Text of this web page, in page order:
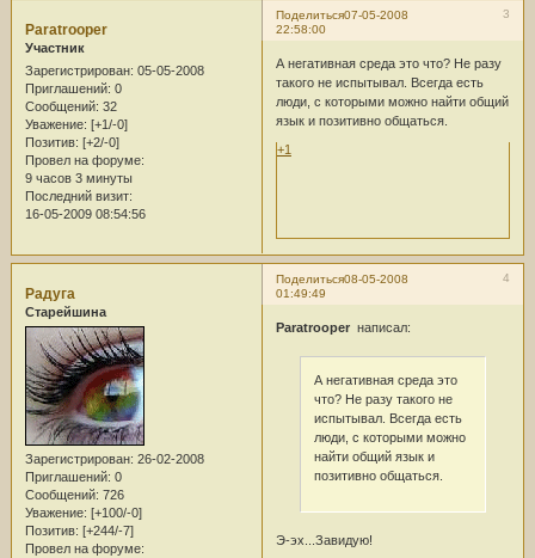
Поделиться 3
07-05-2008
22:58:00
Paratrooper
Участник
Зарегистрирован: 05-05-2008
Приглашений: 0
Сообщений: 32
Уважение: [+1/-0]
Позитив: [+2/-0]
Провел на форуме:
9 часов 3 минуты
Последний визит:
16-05-2009 08:54:56
А негативная среда это что? Не разу
такого не испытывал. Всегда есть
люди, с которыми можно найти общий
язык и позитивно общаться.
+1
Поделиться 4
08-05-2008
01:49:49
Радуга
Старейшина
Зарегистрирован: 26-02-2008
Приглашений: 0
Сообщений: 726
Уважение: [+100/-0]
Позитив: [+244/-7]
Провел на форуме:
Paratrooperнаписал:
А негативная среда это
что? Не разу такого не
испытывал. Всегда есть
люди, с которыми можно
найти общий язык и
позитивно общаться.
Э-эх...Завидую!